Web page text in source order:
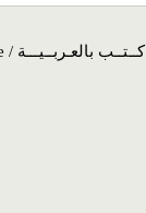
Bücher in arabischer Sprache / كــتــب بالعـربــیـــة